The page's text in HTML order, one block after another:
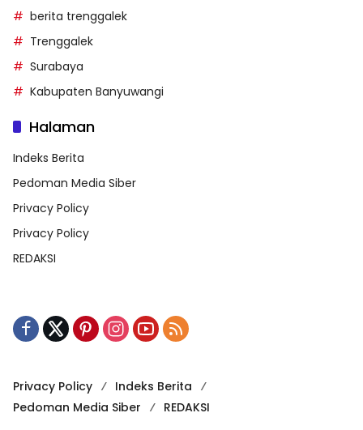
berita trenggalek
Trenggalek
Surabaya
Kabupaten Banyuwangi
Halaman
Indeks Berita
Pedoman Media Siber
Privacy Policy
Privacy Policy
REDAKSI
Privacy Policy
Indeks Berita
Pedoman Media Siber
REDAKSI